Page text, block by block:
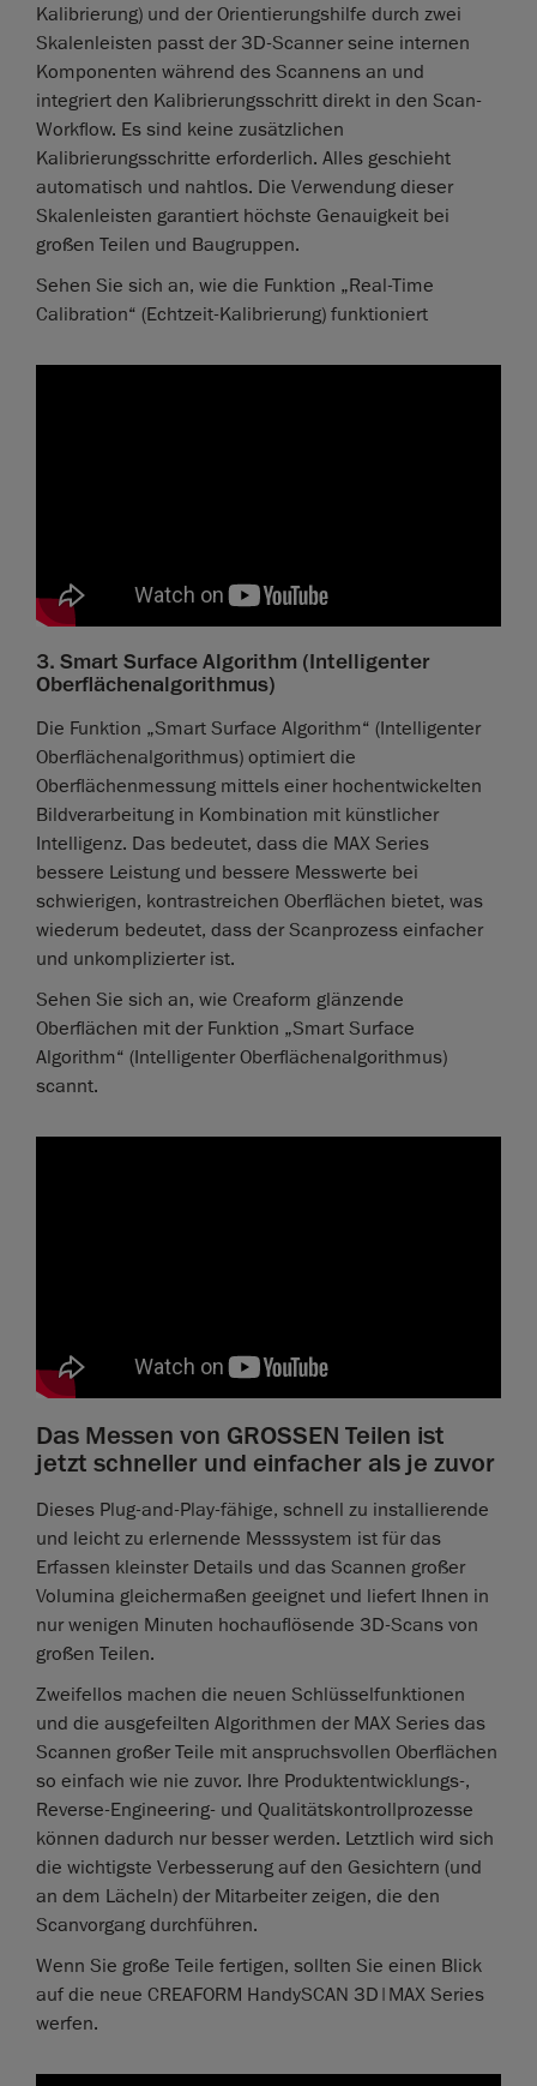
Kalibrierung) und der Orientierungshilfe durch zwei
Skalenleisten passt der 3D-Scanner seine internen
Komponenten während des Scannens an und
integriert den Kalibrierungsschritt direkt in den Scan-
Workflow. Es sind keine zusätzlichen
Kalibrierungsschritte erforderlich. Alles geschieht
automatisch und nahtlos. Die Verwendung dieser
Skalenleisten garantiert höchste Genauigkeit bei
großen Teilen und Baugruppen.
Sehen Sie sich an, wie die Funktion „Real-Time
Calibration“ (Echtzeit-Kalibrierung) funktioniert
3. Smart Surface Algorithm (Intelligenter
Oberflächenalgorithmus)
Die Funktion „Smart Surface Algorithm“ (Intelligenter
Oberflächenalgorithmus) optimiert die
Oberflächenmessung mittels einer hochentwickelten
Bildverarbeitung in Kombination mit künstlicher
Intelligenz. Das bedeutet, dass die MAX Series
bessere Leistung und bessere Messwerte bei
schwierigen, kontrastreichen Oberflächen bietet, was
wiederum bedeutet, dass der Scanprozess einfacher
und unkomplizierter ist.
Sehen Sie sich an, wie Creaform glänzende
Oberflächen mit der Funktion „Smart Surface
Algorithm“ (Intelligenter Oberflächenalgorithmus)
scannt.
Das Messen von GROSSEN Teilen ist
jetzt schneller und einfacher als je zuvor
Dieses Plug-and-Play-fähige, schnell zu installierende
und leicht zu erlernende Messsystem ist für das
Erfassen kleinster Details und das Scannen großer
Volumina gleichermaßen geeignet und liefert Ihnen in
nur wenigen Minuten hochauflösende 3D-Scans von
großen Teilen.
Zweifellos machen die neuen Schlüsselfunktionen
und die ausgefeilten Algorithmen der MAX Series das
Scannen großer Teile mit anspruchsvollen Oberflächen
so einfach wie nie zuvor. Ihre Produktentwicklungs-,
Reverse-Engineering- und Qualitätskontrollprozesse
können dadurch nur besser werden. Letztlich wird sich
die wichtigste Verbesserung auf den Gesichtern (und
an dem Lächeln) der Mitarbeiter zeigen, die den
Scanvorgang durchführen.
Wenn Sie große Teile fertigen, sollten Sie einen Blick
auf die neue CREAFORM HandySCAN 3D|MAX Series
werfen.